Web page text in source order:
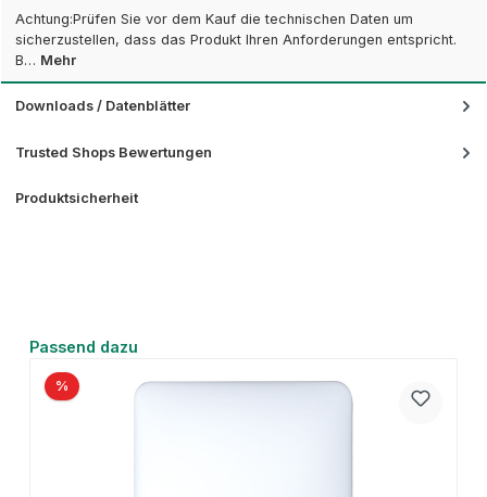
Achtung:Prüfen Sie vor dem Kauf die technischen Daten um
sicherzustellen, dass das Produkt Ihren Anforderungen entspricht.
B… Mehr
Downloads / Datenblätter
Trusted Shops Bewertungen
Produktsicherheit
Produktgalerie überspringen
Passend dazu
%